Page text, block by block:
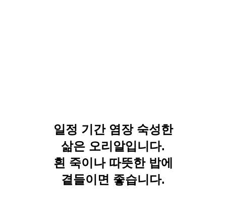
일정 기간 염장 숙성한
삶은 오리알입니다.
흰 죽이나 따뜻한 밥에
곁들이면 좋습니다.